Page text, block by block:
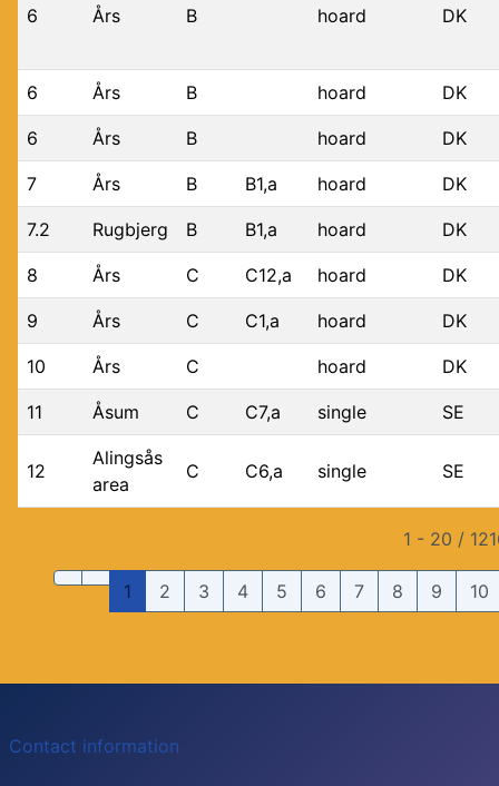
6 Års B hoard DK
6 Års B hoard DK
6 Års B hoard DK
7 Års B B1,a hoard DK
7.2 Rugbjerg B B1,a hoard DK
8 Års C C12,a hoard DK
9 Års C C1,a hoard DK
10 Års C hoard DK
11 Åsum C C7,a single SE
12
Alingsås
area
C C6,a single SE
1 - 20 /
1 2 3 4 5 6 7 8 9 10
Contact information